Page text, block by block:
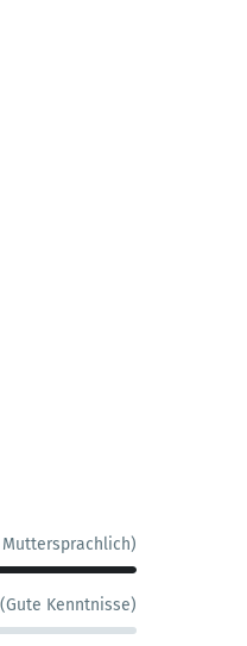
Kenntnisse)